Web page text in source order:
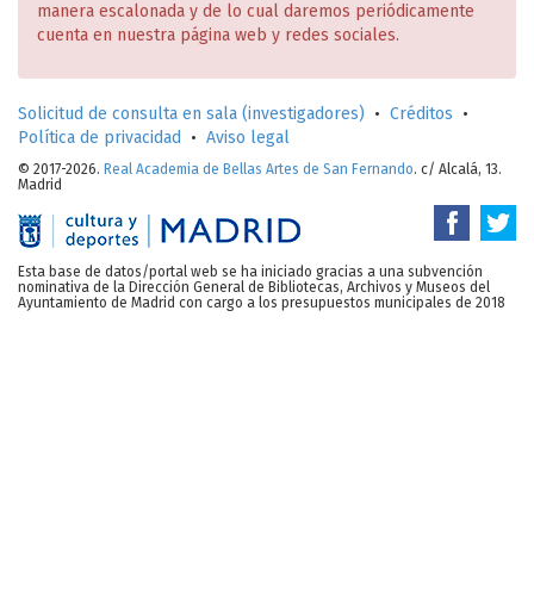
manera escalonada y de lo cual daremos periódicamente
cuenta en nuestra página web y redes sociales.
Solicitud de consulta en sala (investigadores) • Créditos •
Política de privacidad
• Aviso legal
© 2017-2026. Real Academia de Bellas Artes de San Fernando. c/ Alcalá, 13.
Madrid
Esta base de datos/portal web se ha iniciado gracias a una subvención
nominativa de la Dirección General de Bibliotecas, Archivos y Museos del
Ayuntamiento de Madrid con cargo a los presupuestos municipales de 2018